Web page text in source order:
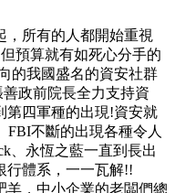
，所有的人都開始重視
預算就有如死心分手的
的我國盛名的資安社群
政前院長全力支持資
第四軍種的出現!資安就
不斷的出現各種令人
、永恆之藍一直到長出
行體系，一一瓦解!!
羊，中小企業的老闆們總